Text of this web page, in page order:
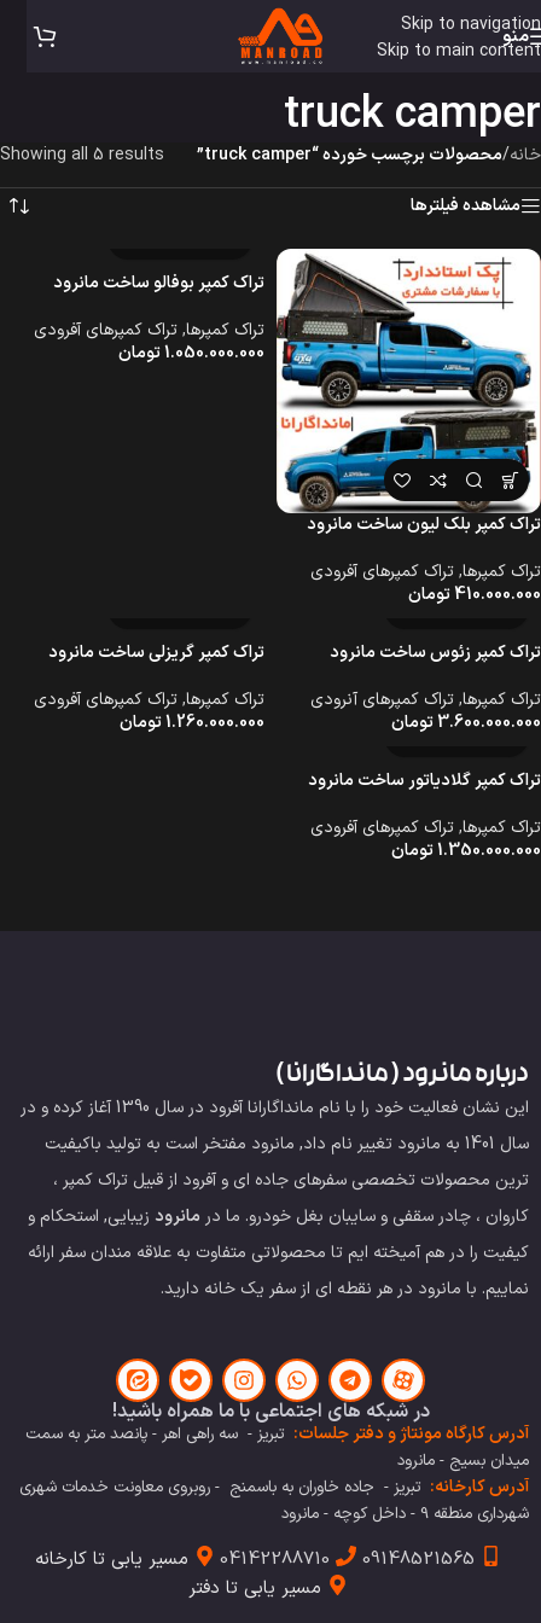
Skip to navigation
Skip to main content
منو
truck camper
خانه/محصولات برچسب خورده “truck camper”
Showing all 5 results
مشاهده فیلترها
تراک کمپر بلک لیون ساخت مانرود
تراک کمپرها,تراک کمپرهای آفرودی
410.000.000تومان
تراک کمپر بوفالو ساخت مانرود
تراک کمپرها,تراک کمپرهای آفرودی
1.050.000.000تومان
تراک کمپر زئوس ساخت مانرود
تراک کمپرها,تراک کمپرهای آنرودی
3.600.000.000تومان
تراک کمپر گریزلی ساخت مانرود
تراک کمپرها,تراک کمپرهای آفرودی
1.260.000.000تومان
تراک کمپر گلادیاتور ساخت مانرود
تراک کمپرها,تراک کمپرهای آفرودی
1.350.000.000تومان
درباره مانرود ( مانداگارانا )
این نشان فعالیت خود را با نام مانداگارانا آفرود در سال 1390 آغاز کرده و در
سال 1401 به مانرود تغییر نام داد, مانرود مفتخر است به تولید باکیفیت
ترین محصولات تخصصی سفرهای جاده ای و آفرود از قبیل تراک کمپر ،
کاروان ، چادر سقفی و سایبان بغل خودرو. ما در مانرود زیبایی, استحکام و
کیفیت را در هم آمیخته ایم تا محصولاتی متفاوت به علاقه مندان سفر ارائه
نماییم. با مانرود در هر نقطه ای از سفر یک خانه دارید.
در شبکه های اجتماعی با ما همراه باشید!
آدرس کارگاه مونتاژ و دفتر جلسات: تبریز - سه راهی اهر - پانصد متر به سمت
میدان بسیج - مانرود
آدرس کارخانه: تبریز - جاده خاوران به باسمنج - روبروی معاونت خدمات شهری
شهرداری منطقه 9 - داخل کوچه - مانرود
09148521565
04142288710
مسیر یابی تا کارخانه
مسیر یابی تا دفتر